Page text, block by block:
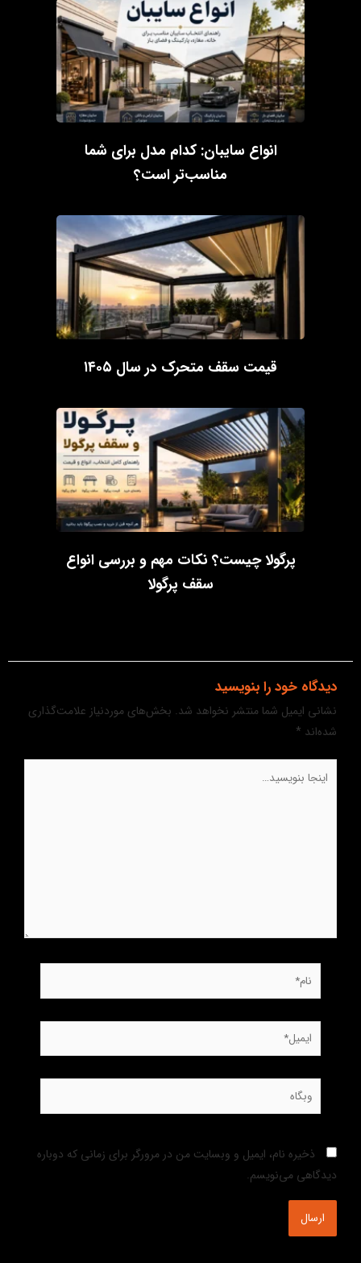
انواع سایبان: کدام مدل برای شما
مناسب‌تر است؟
قیمت سقف متحرک در سال ۱۴۰۵
پرگولا چیست؟ نکات مهم و بررسی انواع
سقف پرگولا
دیدگاه‌ خود را بنویسید
نشانی ایمیل شما منتشر نخواهد شد. بخش‌های موردنیاز علامت‌گذاری
شده‌اند *
اینجا
بنویسید…
نام*
ایمیل*
وبگاه
ذخیره نام، ایمیل و وبسایت من در مرورگر برای زمانی که دوباره
دیدگاهی می‌نویسم.